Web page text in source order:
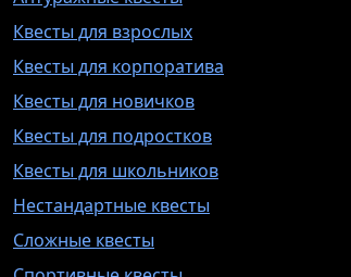
Квесты для взрослых
Квесты для корпоратива
Квесты для новичков
Квесты для подростков
Квесты для школьников
Нестандартные квесты
Сложные квесты